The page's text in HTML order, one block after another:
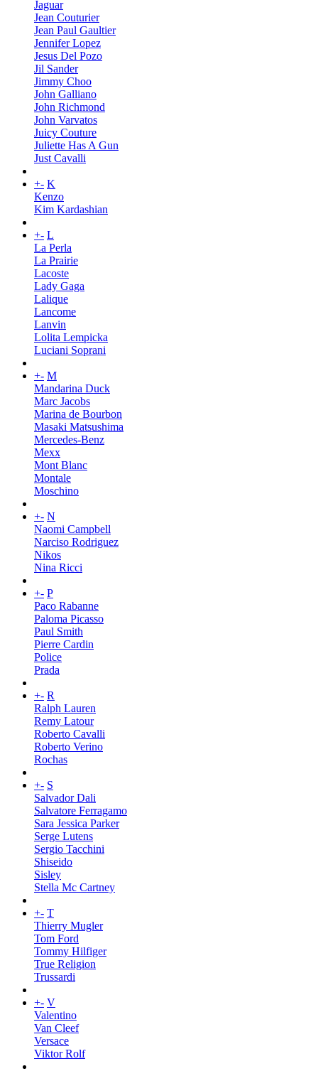
Jaguar
Jean Couturier
Jean Paul Gaultier
Jennifer Lopez
Jesus Del Pozo
Jil Sander
Jimmy Choo
John Galliano
John Richmond
John Varvatos
Juicy Couture
Juliette Has A Gun
Just Cavalli
+- K
Kenzo
Kim Kardashian
+- L
La Perla
La Prairie
Lacoste
Lady Gaga
Lalique
Lancome
Lanvin
Lolita Lempicka
Luciani Soprani
+- M
Mandarina Duck
Marc Jacobs
Marina de Bourbon
Masaki Matsushima
Mercedes-Benz
Mexx
Mont Blanc
Montale
Moschino
+- N
Naomi Campbell
Narciso Rodriguez
Nikos
Nina Ricci
+- P
Paco Rabanne
Paloma Picasso
Paul Smith
Pierre Cardin
Police
Prada
+- R
Ralph Lauren
Remy Latour
Roberto Cavalli
Roberto Verino
Rochas
+- S
Salvador Dali
Salvatore Ferragamo
Sara Jessica Parker
Serge Lutens
Sergio Tacchini
Shiseido
Sisley
Stella Mc Cartney
+- T
Thierry Mugler
Tom Ford
Tommy Hilfiger
True Religion
Trussardi
+- V
Valentino
Van Cleef
Versace
Viktor Rolf